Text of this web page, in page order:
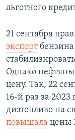
льготного
21 сентября
экспортбензина
Однако
цену. Так, 22
16-й раз за 2023
дизтопливо на
повышала цены